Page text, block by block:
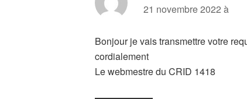
21 novembre 2022 à
Bonjour je vais transmettre votre
cordialement
Le webmestre du CRID 1418